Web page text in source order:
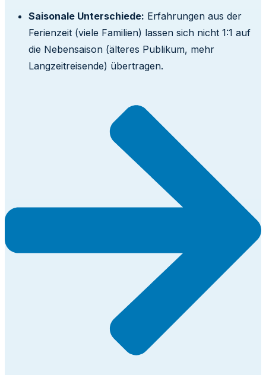
Saisonale Unterschiede: Erfahrungen aus der
Ferienzeit (viele Familien) lassen sich nicht 1:1 auf
die Nebensaison (älteres Publikum, mehr
Langzeitreisende) übertragen.